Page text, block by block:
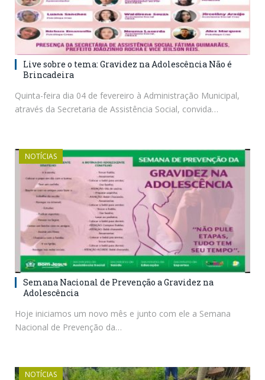
Live sobre o tema: Gravidez na Adolescência Não é
Brincadeira
Quinta-feira dia 04 de fevereiro à Administração Municipal,
através da Secretaria de Assistência Social, convida…
NOTÍCIAS
Semana Nacional de Prevenção a Gravidez na
Adolescência
Hoje iniciamos um novo mês e junto com ele a Semana
Nacional de Prevenção da…
NOTÍCIAS